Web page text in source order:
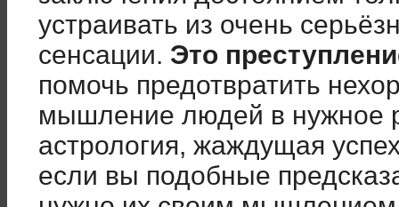
устраивать из очень
сенсации. Это
помочь предотвратить
мышление людей в нужное
астрология, жаждущая
если вы подобные